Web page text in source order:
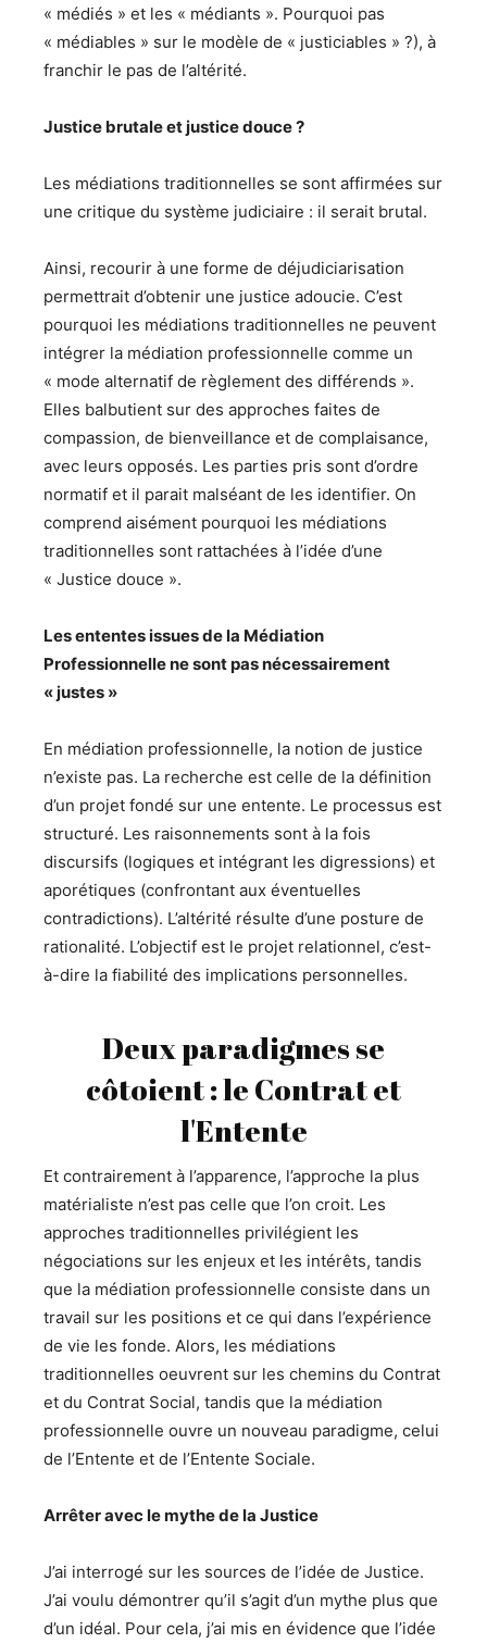
« médiés » et les « médiants ». Pourquoi pas
« médiables » sur le modèle de « justiciables » ?), à
franchir le pas de l’altérité.
Justice brutale et justice douce ?
Les médiations traditionnelles se sont affirmées sur
une critique du système judiciaire : il serait brutal.
Ainsi, recourir à une forme de déjudiciarisation
permettrait d’obtenir une justice adoucie. C’est
pourquoi les médiations traditionnelles ne peuvent
intégrer la médiation professionnelle comme un
« mode alternatif de règlement des différends ».
Elles balbutient sur des approches faites de
compassion, de bienveillance et de complaisance,
avec leurs opposés. Les parties pris sont d’ordre
normatif et il parait malséant de les identifier. On
comprend aisément pourquoi les médiations
traditionnelles sont rattachées à l’idée d’une
« Justice douce ».
Les ententes issues de la Médiation
Professionnelle ne sont pas nécessairement
« justes »
En médiation professionnelle, la notion de justice
n’existe pas. La recherche est celle de la définition
d’un projet fondé sur une entente. Le processus est
structuré. Les raisonnements sont à la fois
discursifs (logiques et intégrant les digressions) et
aporétiques (confrontant aux éventuelles
contradictions). L’altérité résulte d’une posture de
rationalité. L’objectif est le projet relationnel, c’est-
à-dire la fiabilité des implications personnelles.
Deux paradigmes se
côtoient : le Contrat et
l'Entente
Et contrairement à l’apparence, l’approche la plus
matérialiste n’est pas celle que l’on croit. Les
approches traditionnelles privilégient les
négociations sur les enjeux et les intérêts, tandis
que la médiation professionnelle consiste dans un
travail sur les positions et ce qui dans l’expérience
de vie les fonde. Alors, les médiations
traditionnelles oeuvrent sur les chemins du Contrat
et du Contrat Social, tandis que la médiation
professionnelle ouvre un nouveau paradigme, celui
de l’Entente et de l’Entente Sociale.
Arrêter avec le mythe de la Justice
J’ai interrogé sur les sources de l’idée de Justice.
J’ai voulu démontrer qu’il s’agit d’un mythe plus que
d’un idéal. Pour cela, j’ai mis en évidence que l’idée